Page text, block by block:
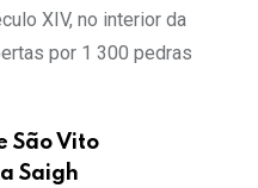
XIV, no interior da
por 1 300 pedras
São Vito
Saigh